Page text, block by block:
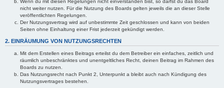
Wenn du mit diesen Regelungen nicht einverstanden bist, so darfst du das Board
nicht weiter nutzen. Für die Nutzung des Boards gelten jeweils die an dieser Stelle
veröffentlichten Regelungen.
Der Nutzungsvertrag wird auf unbestimmte Zeit geschlossen und kann von beiden
Seiten ohne Einhaltung einer Frist jederzeit gekündigt werden.
2. EINRÄUMUNG VON NUTZUNGSRECHTEN
Mit dem Erstellen eines Beitrags erteilst du dem Betreiber ein einfaches, zeitlich und
räumlich unbeschränktes und unentgeltliches Recht, deinen Beitrag im Rahmen des
Boards zu nutzen.
Das Nutzungsrecht nach Punkt 2, Unterpunkt a bleibt auch nach Kündigung des
Nutzungsvertrages bestehen.